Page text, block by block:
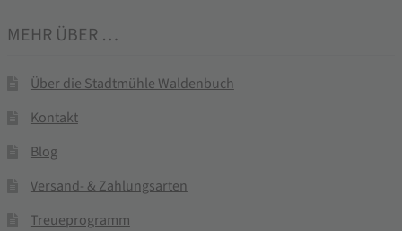
MEHR ÜBER …
Über die Stadtmühle Waldenbuch
Kontakt
Blog
Versand- & Zahlungsarten
Treueprogramm